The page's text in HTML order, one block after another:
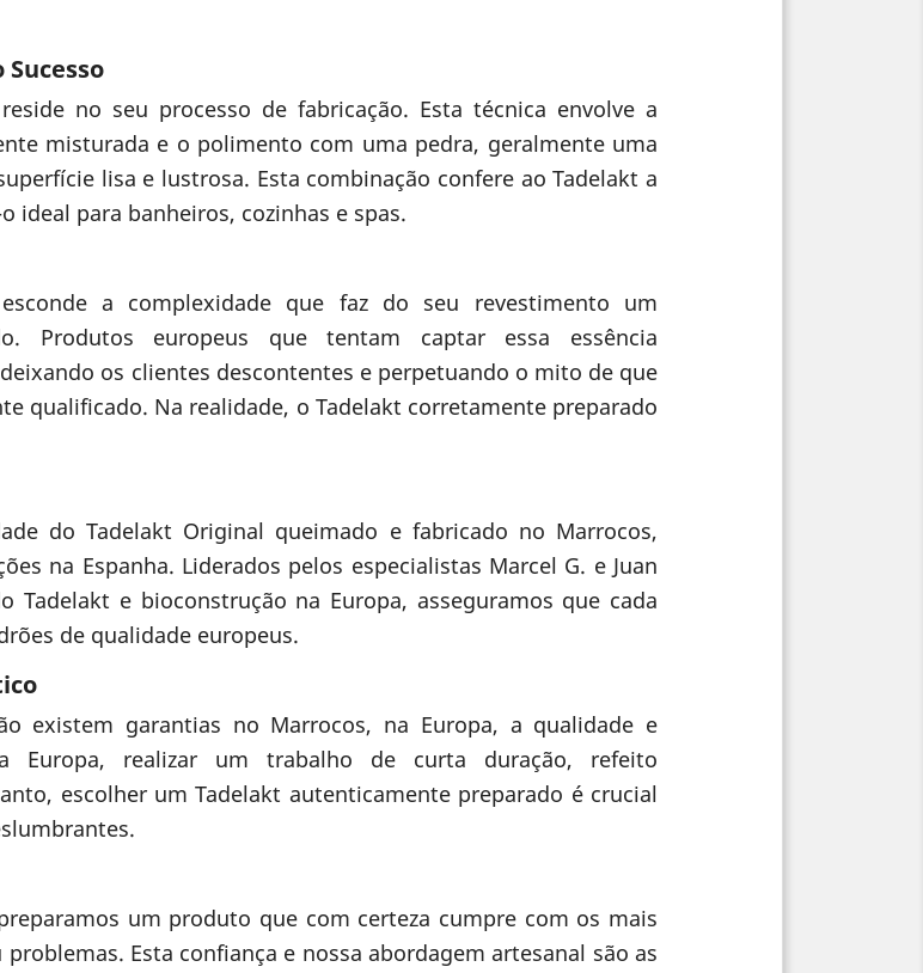
no seu processo de fabricação. Esta técnica envolve a
misturada e o polimento com uma pedra, geralmente uma
lisa e lustrosa. Esta combinação confere ao Tadelakt a
ideal para banheiros, cozinhas e spas.
a complexidade que faz do seu revestimento um
Produtos europeus que tentam captar essa essência
os clientes descontentes e perpetuando o mito de que
qualificado. Na realidade, o Tadelakt corretamente preparado
do Tadelakt Original queimado e fabricado no Marrocos,
na Espanha. Liderados pelos especialistas Marcel G. e Juan
Tadelakt e bioconstrução na Europa, asseguramos que cada
de qualidade europeus.
existem garantias no Marrocos, na Europa, a qualidade e
Europa, realizar um trabalho de curta duração, refeito
escolher um Tadelakt autenticamente preparado é crucial
um produto que com certeza cumpre com os mais
Esta confiança e nossa abordagem artesanal são as